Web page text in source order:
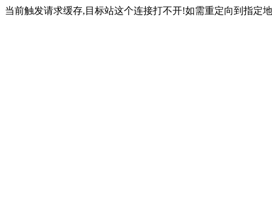
当前触发请求缓存,目标站这个连接打不开!如需重定向到指定